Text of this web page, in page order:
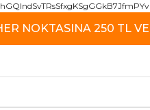
NOKTASINA 250 TL